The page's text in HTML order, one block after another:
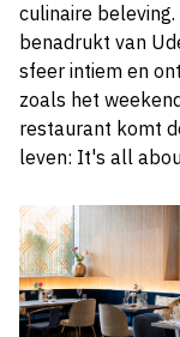
culinaire
benadrukt van
sfeer intiem en
zoals het
restaurant komt
leven: It's all